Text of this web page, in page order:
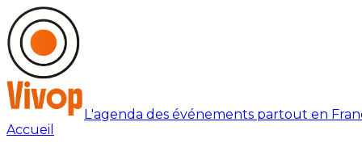
L'agenda des événements partout en
Accueil